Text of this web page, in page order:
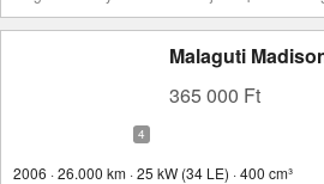
Malaguti
365 000 Ft
2006 · 26.000 km · 25 kW (34 LE) · 400 cm³